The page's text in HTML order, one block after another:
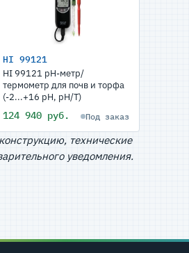
HI 99121
HI 99121 pH-метр/
термометр для почв и торфа
(-2...+16 pH, pH/T)
124 940 руб. Под заказ
технические
уведомления.